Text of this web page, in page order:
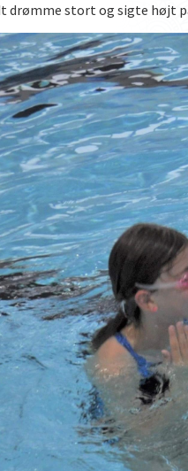
drømme stort og sigte højt